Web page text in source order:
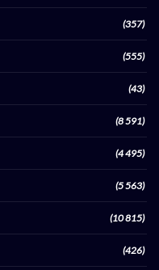
(357)
(555)
(43)
(8 591)
(4 495)
(5 563)
(10 815)
(426)